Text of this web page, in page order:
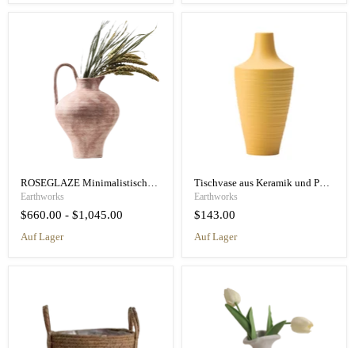
Earthworks
$660.00 - $1,045.00
auf Lager
Earthworks
$143.00
auf Lager